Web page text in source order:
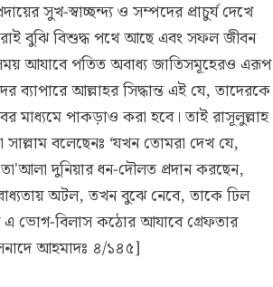
সুখ-স্বাচ্ছন্দ্য ও সম্পদের প্রাচুর্য দেখে
বুঝি বিশুদ্ধ পথে আছে এবং সফল জীবন
আযাবে পতিত অবাধ্য জাতিসমূহেরও এরূপ
ব্যাপারে আল্লাহর সিদ্ধান্ত এই যে, তাদেরকে
মাধ্যমে পাকড়াও করা হবে। তাই রাসূলুল্লাহ
সাল্লাম বলেছেনঃ ‘যখন তোমরা দেখ যে,
দুনিয়ার ধন-দৌলত প্রদান করছেন,
অটল, তখন বুঝে নেবে, তাকে ঢিল
এ ভোগ-বিলাস কঠোর আযাবে গ্রেফতার
আহমাদঃ ৪/১৪৫]